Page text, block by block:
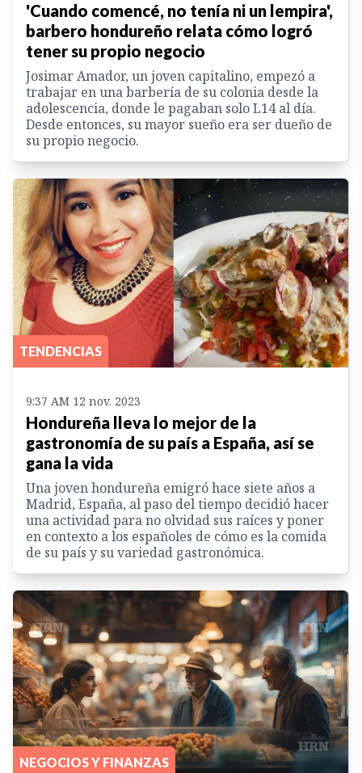
'Cuando comencé, no tenía ni un lempira',
barbero hondureño relata cómo logró
tener su propio negocio
Josimar Amador, un joven capitalino, empezó a
trabajar en una barbería de su colonia desde la
adolescencia, donde le pagaban solo L14 al día.
Desde entonces, su mayor sueño era ser dueño de
su propio negocio.
TENDENCIAS
9:37 AM 12 nov. 2023
Hondureña lleva lo mejor de la
gastronomía de su país a España, así se
gana la vida
Una joven hondureña emigró hace siete años a
Madrid, España, al paso del tiempo decidió hacer
una actividad para no olvidad sus raíces y poner
en contexto a los españoles de cómo es la comida
de su país y su variedad gastronómica.
NEGOCIOS Y FINANZAS